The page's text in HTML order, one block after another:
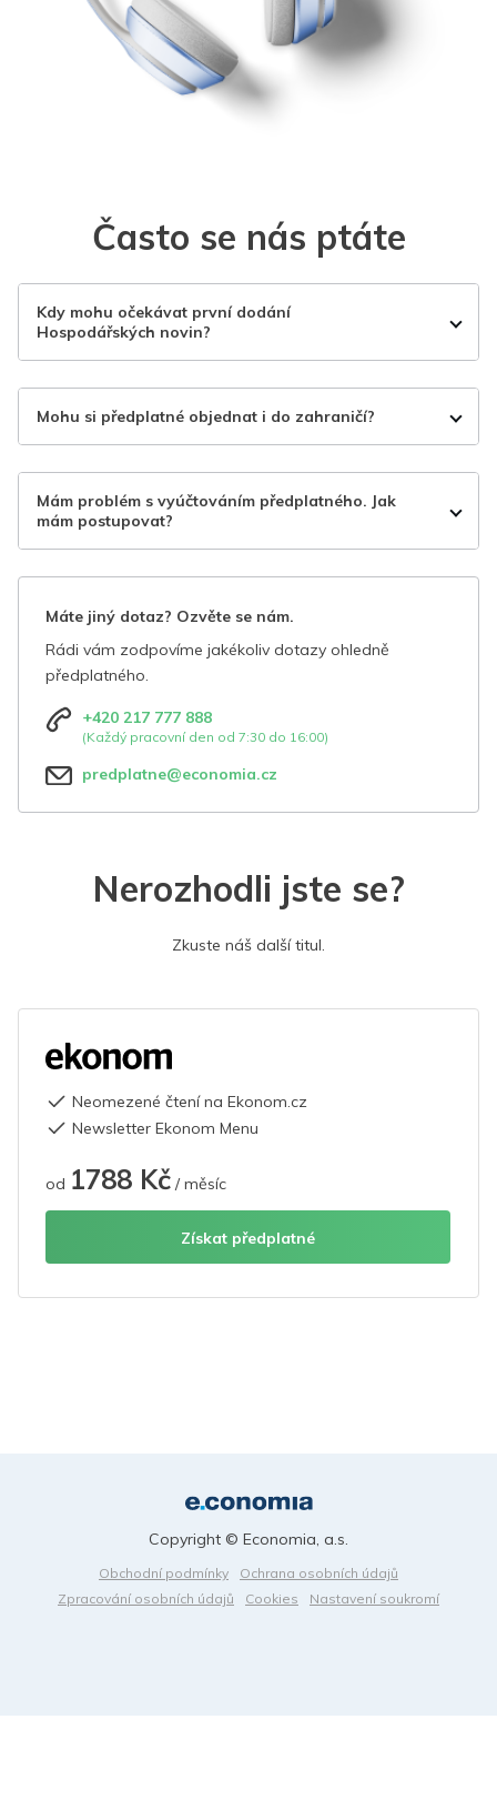
Často se nás ptáte
Kdy mohu očekávat první dodání
Hospodářských novin?
Mohu si předplatné objednat i do zahraničí?
Mám problém s vyúčtováním předplatného. Jak
mám postupovat?
Máte jiný dotaz? Ozvěte se nám.
Rádi vám zodpovíme jakékoliv dotazy ohledně
předplatného.
+420 217 777 888
(Každý pracovní den od 7:30 do 16:00)
predplatne@economia.cz
Nerozhodli jste se?
Zkuste náš další titul.
Neomezené čtení na Ekonom.cz
Newsletter Ekonom Menu
od 1788 Kč / měsíc
Získat předplatné
Obchodní podmínky
Ochrana osobních údajů
Zpracování osobních údajů
Cookies Nastavení soukromí
Copyright © Economia, a.s.